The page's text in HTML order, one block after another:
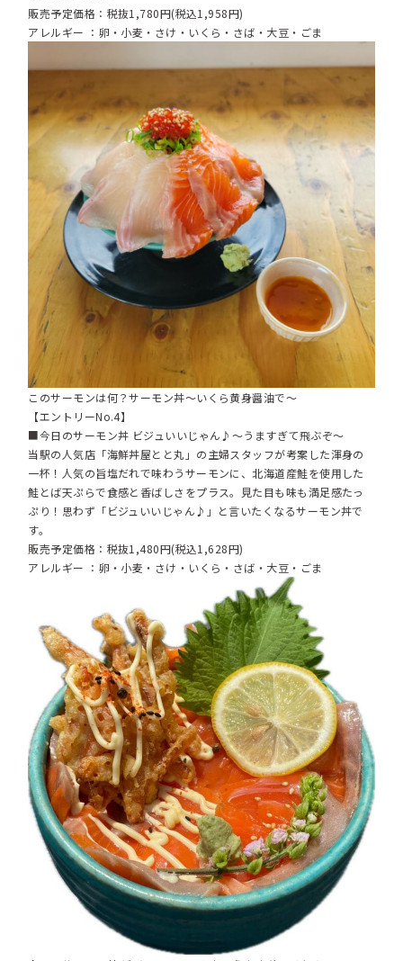
販売予定価格：税抜1,780円(税込1,958円)
アレルギー ：卵・小麦・さけ・いくら・さば・大豆・ごま
このサーモンは何？サーモン丼～いくら黄身醤油で～
【エントリーNo.4】
■今日のサーモン丼 ビジュいいじゃん♪～うますぎて飛ぶぞ～
当駅の人気店「海鮮丼屋とと丸」の主婦スタッフが考案した渾身の
一杯！人気の旨塩だれで味わうサーモンに、北海道産鮭を使用した
鮭とば天ぷらで食感と香ばしさをプラス。見た目も味も満足感たっ
ぷり！思わず「ビジュいいじゃん♪」と言いたくなるサーモン丼で
す。
販売予定価格：税抜1,480円(税込1,628円)
アレルギー ：卵・小麦・さけ・いくら・さば・大豆・ごま